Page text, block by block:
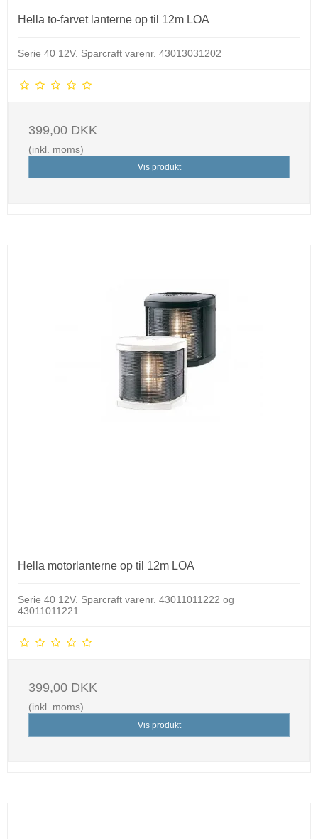
Hella to-farvet lanterne op til 12m LOA
Serie 40 12V. Sparcraft varenr. 43013031202
399,00 DKK
(inkl. moms)
Vis produkt
Hella motorlanterne op til 12m LOA
Serie 40 12V. Sparcraft varenr. 43011011222 og
43011011221.
399,00 DKK
(inkl. moms)
Vis produkt